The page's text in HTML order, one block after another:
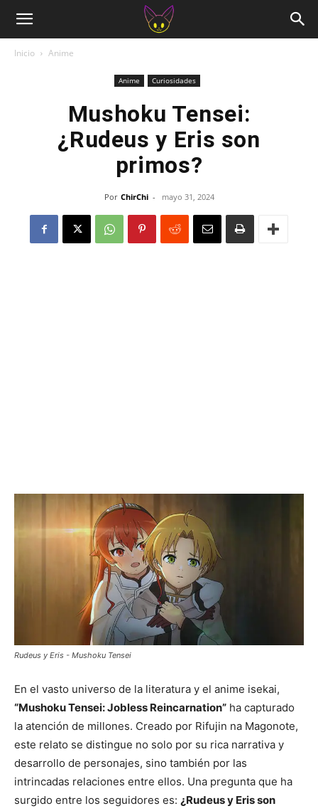
Inicio Anime
Anime Curiosidades
Mushoku Tensei:
¿Rudeus y Eris son
primos?
Por ChirChi - mayo 31, 2024
Rudeus y Eris - Mushoku Tensei
En el vasto universo de la literatura y el anime isekai,
“Mushoku Tensei: Jobless Reincarnation” ha capturado
la atención de millones. Creado por Rifujin na Magonote,
este relato se distingue no solo por su rica narrativa y
desarrollo de personajes, sino también por las
intrincadas relaciones entre ellos. Una pregunta que ha
surgido entre los seguidores es: ¿Rudeus y Eris son